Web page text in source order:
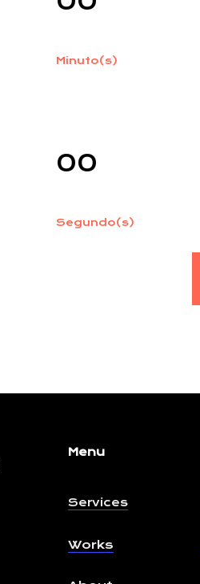
Minuto(s)
00
Segundo(s)
Menu
Services
Works